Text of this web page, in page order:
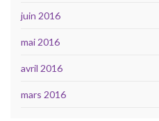
juin 2016
mai 2016
avril 2016
mars 2016